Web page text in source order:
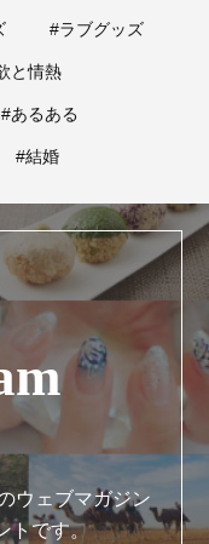
#ラブグッズ
と情熱
#あるある
#結婚
ウェブマガジン
トです。